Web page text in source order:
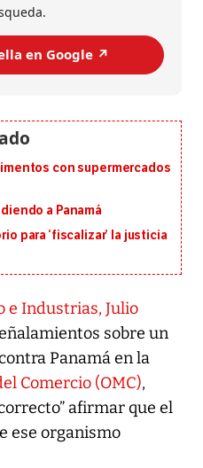
en Google ↗️
con supermercados
a Panamá
para ‘fiscalizar’ la justicia
e Industrias, Julio
sobre un
Panamá en la
Comercio (OMC),
afirmar que el
ese organismo